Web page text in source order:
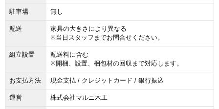
駐車場 無し
配送
家具の大きさにより異なる
※当日スタッフまでお問合せください。
組立設置
配送料に含む
※開梱、設置、梱包材の回収まで対応します。
お支払方法 現金支払 / クレジットカード / 銀行振込
運営 株式会社マルニ木工